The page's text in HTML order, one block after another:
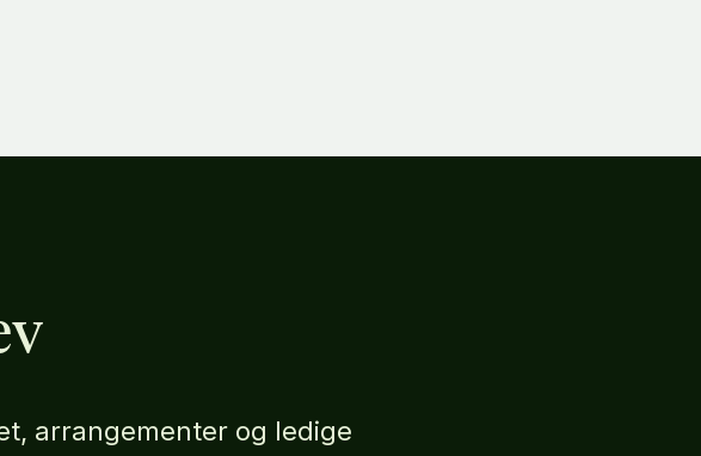
arrangementer og ledige